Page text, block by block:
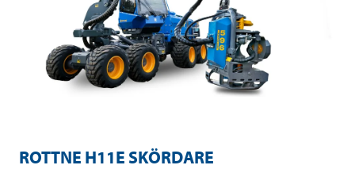
ROTTNE H11E SKÖRDARE